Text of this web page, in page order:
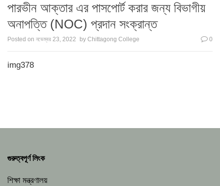
পারভীন আক্তার এর পাসপোর্ট করার জন্য বিভাগীয়
অনাপত্তি (NOC) প্রদান সংক্রান্ত
Posted on নভেম্বর 23, 2022 by Chittagong College 0
img378
গুরুত্বপূর্ণ লিংক
শিক্ষা মন্ত্রণালয়